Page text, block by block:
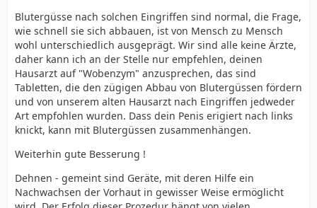
Blutergüsse nach solchen Eingriffen sind normal, die Frage,
wie schnell sie sich abbauen, ist von Mensch zu Mensch
wohl unterschiedlich ausgeprägt. Wir sind alle keine Ärzte,
daher kann ich an der Stelle nur empfehlen, deinen
Hausarzt auf "Wobenzym" anzusprechen, das sind
Tabletten, die den zügigen Abbau von Blutergüssen fördern
und von unserem alten Hausarzt nach Eingriffen jedweder
Art empfohlen wurden. Dass dein Penis erigiert nach links
knickt, kann mit Blutergüssen zusammenhängen.
Weiterhin gute Besserung !
Dehnen - gemeint sind Geräte, mit deren Hilfe ein
Nachwachsen der Vorhaut in gewisser Weise ermöglicht